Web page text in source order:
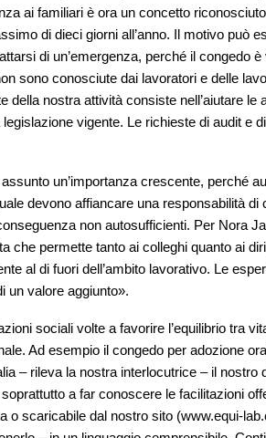
ai familiari è ora un concetto
di dieci giorni all’anno. Il motivo può
di un’emergenza, perché il congedo
sono conosciute dai lavoratori e delle
della nostra attività consiste nell’aiutare
vigente. Le richieste di audit e
un’importanza crescente, perché
devono affiancare una responsabilità
non autosufficienti. Per Nora
che permette tanto ai colleghi quanto ai
al di fuori dell’ambito lavorativo. Le
un valore aggiunto».
sociali volte a favorire l’equilibrio tra
Ad esempio il congedo per adozione
– rileva la nostra interlocutrice – il
a far conoscere le facilitazioni
o scaricabile dal nostro sito (www.equi-